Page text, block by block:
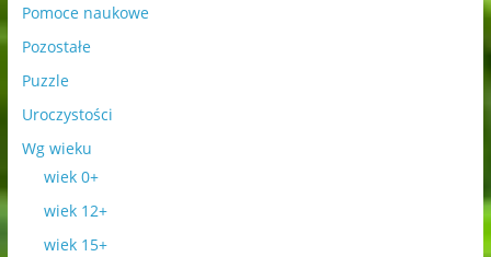
Pomoce naukowe
Pozostałe
Puzzle
Uroczystości
Wg wieku
wiek 0+
wiek 12+
wiek 15+